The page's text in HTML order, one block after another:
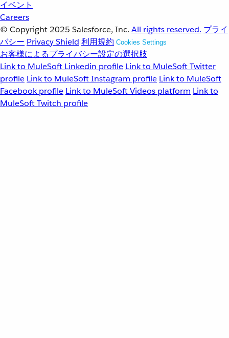
イベント
Careers
© Copyright 2025 Salesforce, Inc. All rights reserved. プライ
バシー Privacy Shield 利用規約 Cookies Settings
お客様によるプライバシー設定の選択肢
Link to MuleSoft Linkedin profile Link to MuleSoft Twitter
profile Link to MuleSoft Instagram profile Link to MuleSoft
Facebook profile Link to MuleSoft Videos platform Link to
MuleSoft Twitch profile